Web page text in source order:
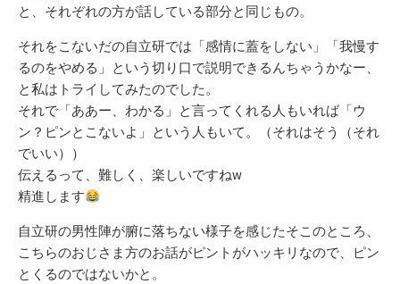
と、それぞれの方が話している部分と同じもの。
それをこないだの自立研では「感情に蓋をしない」「我慢す
るのをやめる」という切り口で説明できるんちゃうかなー、
と私はトライしてみたのでした。
それで「ああー、わかる」と言ってくれる人もいれば「ウ
ン？ピンとこないよ」という人もいて。（それはそう（それ
でいい））
伝えるって、難しく、楽しいですねw
精進します
自立研の男性陣が腑に落ちない様子を感じたそこのところ、
こちらのおじさま方のお話がピントがハッキリなので、ピン
とくるのではないかと。